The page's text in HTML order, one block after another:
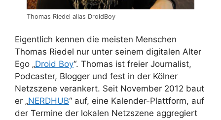
Thomas Riedel alias DroidBoy
Eigentlich kennen die meisten Menschen
Thomas Riedel nur unter seinem digitalen Alter
Ego „Droid Boy“. Thomas ist freier Journalist,
Podcaster, Blogger und fest in der Kölner
Netzszene verankert. Seit November 2012 baut
er „NERDHUB“ auf, eine Kalender-Plattform, auf
der Termine der lokalen Netzszene aggregiert